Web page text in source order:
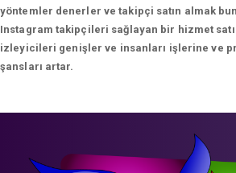
yöntemler denerler ve takipçi satın almak
Instagram takipçileri sağlayan bir hizmet
izleyicileri genişler ve insanları işlerine ve
şansları artar.